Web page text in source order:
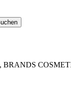
BRANDS